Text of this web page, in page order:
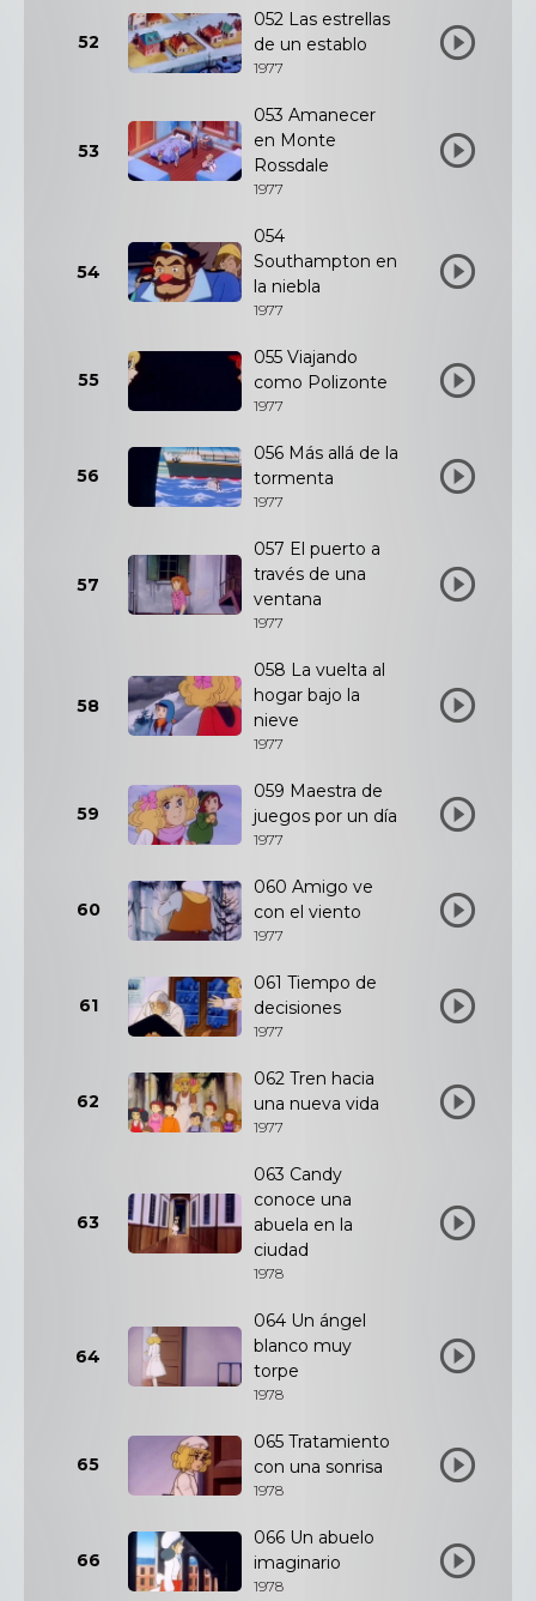
52
052 Las estrellas
de un establo
1977
53
053 Amanecer
en Monte
Rossdale
1977
54
054
Southampton en
la niebla
1977
55
055 Viajando
como Polizonte
1977
56
056 Más allá de la
tormenta
1977
57
057 El puerto a
través de una
ventana
1977
58
058 La vuelta al
hogar bajo la
nieve
1977
59
059 Maestra de
juegos por un día
1977
60
060 Amigo ve
con el viento
1977
61
061 Tiempo de
decisiones
1977
62
062 Tren hacia
una nueva vida
1977
63
063 Candy
conoce una
abuela en la
ciudad
1978
64
064 Un ángel
blanco muy
torpe
1978
65
065 Tratamiento
con una sonrisa
1978
66
066 Un abuelo
imaginario
1978